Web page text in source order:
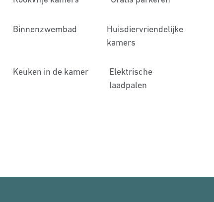
Binnenzwembad
Huisdier­vriendelijke
kamers
Keuken in de kamer
Elektrische
laadpalen